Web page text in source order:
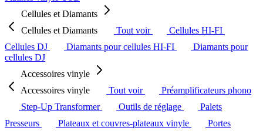
Cellules et Diamants
Cellules et Diamants
Tout voir
Cellules HI-FI
Cellules DJ
Diamants pour cellules HI-FI
Diamants pour
cellules DJ
Accessoires vinyle
Accessoires vinyle
Tout voir
Préamplificateurs phono
Step-Up Transformer
Outils de réglage
Palets
Presseurs
Plateaux et couvres-plateaux vinyle
Portes